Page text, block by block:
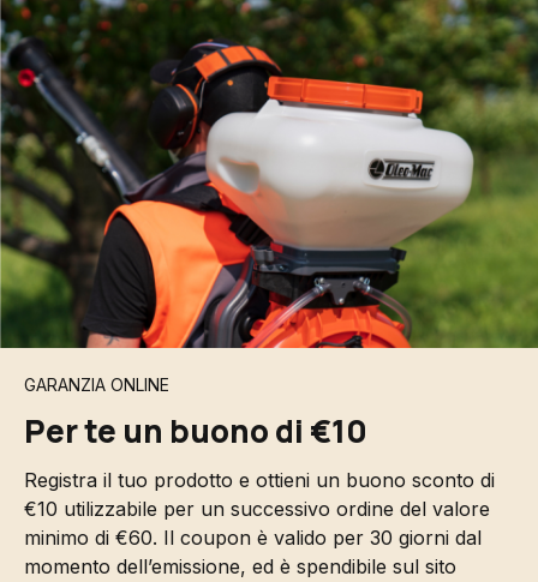
GARANZIA ONLINE
Per te un buono di €10
Registra il tuo prodotto e ottieni un buono sconto di
€10 utilizzabile per un successivo ordine del valore
minimo di €60. Il coupon è valido per 30 giorni dal
momento dell’emissione, ed è spendibile sul sito